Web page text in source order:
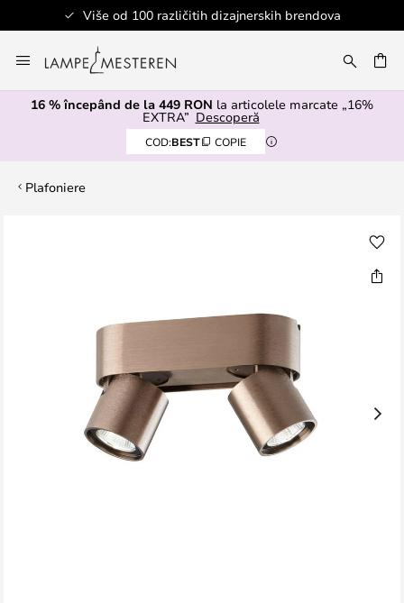
Više od 100 različitih dizajnerskih brendova
la
Continut
16 % începând de la 449 RON la articolele marcate „16%
EXTRA” Descoperă
COD:BEST COPIE
Plafoniere